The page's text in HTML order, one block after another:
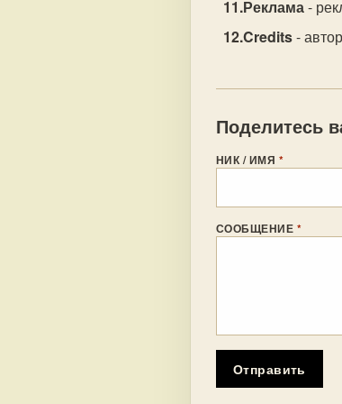
Реклама-
Credits-
Поделитесь
НИК / ИМЯ *
СООБЩЕНИЕ *
Отправить